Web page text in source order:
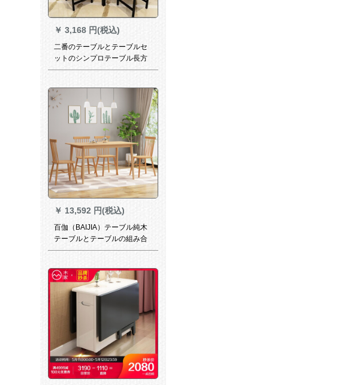
￥ 3,168 円(税込)
二番のテーブルとテーブルセ
ットのシンプロテーブル長方
形家庭用テーブルレストラン
に黒い棚110*60テーブルに椅
子4つを配置します。
￥ 13,592 円(税込)
百伽（BAIJIA）テーブル純木
テーブルとテーブルの組み合
わせ北欧日本式テーブルセッ